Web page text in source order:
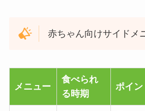
赤ちゃん向けサイドメ
メニュー
食べられ
る時期
ポイン